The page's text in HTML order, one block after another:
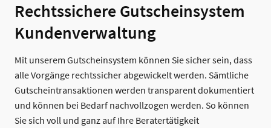
Rechtssichere Gutscheinsystem
Kundenverwaltung
Mit unserem Gutscheinsystem können Sie sicher sein, dass
alle Vorgänge rechtssicher abgewickelt werden. Sämtliche
Gutscheintransaktionen werden transparent dokumentiert
und können bei Bedarf nachvollzogen werden. So können
Sie sich voll und ganz auf Ihre Beratertätigkeit